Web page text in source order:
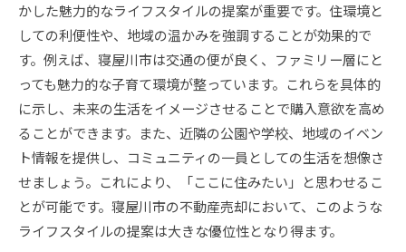
かした魅力的なライフスタイルの提案が重要です。住環境と
しての利便性や、地域の温かみを強調することが効果的で
す。例えば、寝屋川市は交通の便が良く、ファミリー層にと
っても魅力的な子育て環境が整っています。これらを具体的
に示し、未来の生活をイメージさせることで購入意欲を高め
ることができます。また、近隣の公園や学校、地域のイベン
ト情報を提供し、コミュニティの一員としての生活を想像さ
せましょう。これにより、「ここに住みたい」と思わせるこ
とが可能です。寝屋川市の不動産売却において、このような
ライフスタイルの提案は大きな優位性となり得ます。